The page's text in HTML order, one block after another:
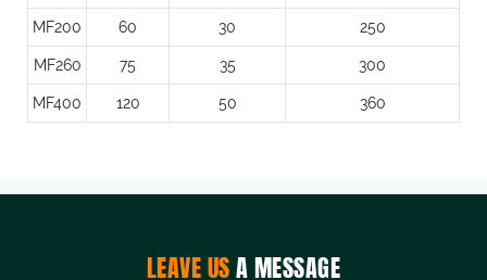
MF200 60 30 250
MF260 75 35 300
MF400 120 50 360
LEAVE USA MESSAGE